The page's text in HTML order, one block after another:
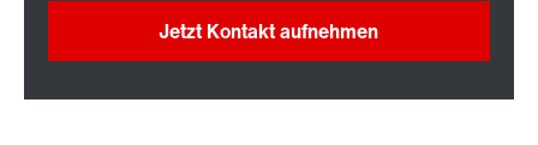
Jetzt Kontakt aufnehmen